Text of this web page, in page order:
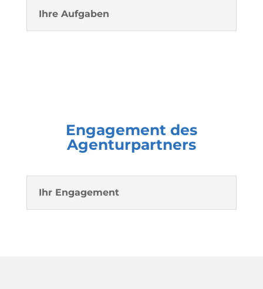
Ihre Aufgaben
Engagement des
Agenturpartners
Ihr Engagement